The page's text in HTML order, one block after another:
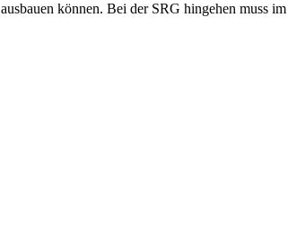
können. Bei der SRG hingehen muss